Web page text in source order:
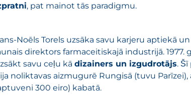
, pat mainot tās paradigmu.
Noēls Torels uzsāka savu karjeru aptiekā
direktors farmaceitiskajā industrijā. 1977.
savu ceļu kā dizainers un izgudrotājs.
noliktavas aizmugurē Rungisā (tuvu
300 eiro) kabatā.